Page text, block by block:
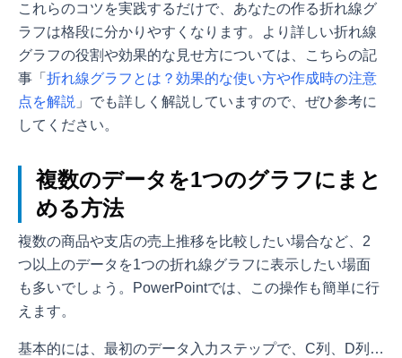
これらのコツを実践するだけで、あなたの作る折れ線グ
ラフは格段に分かりやすくなります。より詳しい折れ線
グラフの役割や効果的な見せ方については、こちらの記
事「 折れ線グラフとは？効果的な使い方や作成時の注意
点を解説 」でも詳しく解説していますので、ぜひ参考に
してください。
複数のデータを1つのグラフにまと
める方法
複数の商品や支店の売上推移を比較したい場合など、2
つ以上のデータを1つの折れ線グラフに表示したい場面
も多いでしょう。PowerPointでは、この操作も簡単に行
えます。
基本的には、最初のデータ入力ステップで、C列、D列…